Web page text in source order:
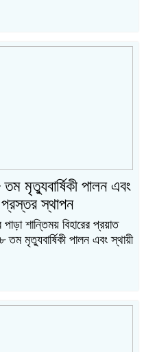
মৃত্যুবার্ষিকী পালন এবং
প্রস্তর স্থাপন
শান্তিময় বিহারের প্রয়াত
মৃত্যুবার্ষিকী পালন এবং স্থায়ী